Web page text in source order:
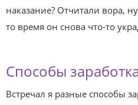
наказание? Отчитали вора,
то время он снова что-то
Способы
Встречал я разные способы